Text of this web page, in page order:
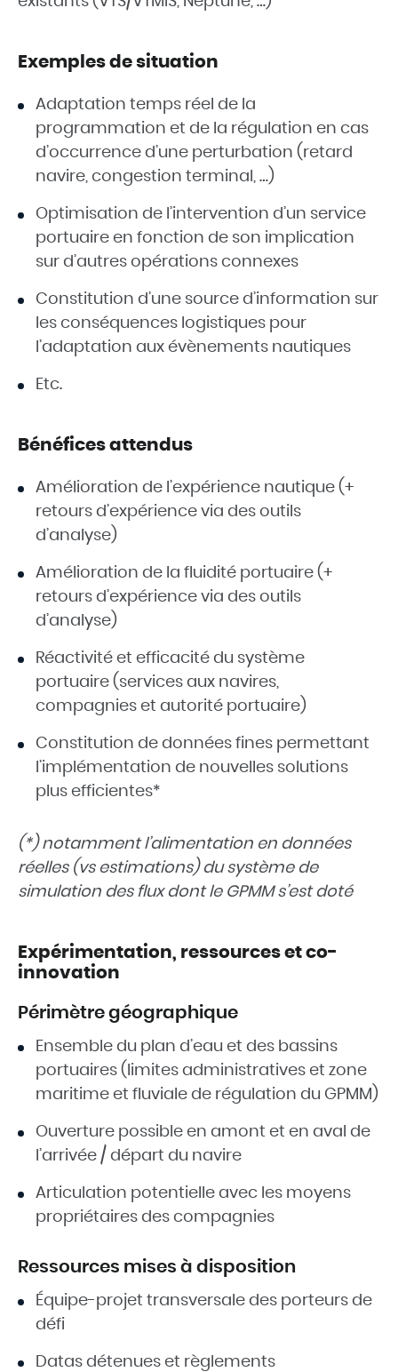
Exemples de situation
Adaptation temps réel de la
programmation et de la régulation en cas
d’occurrence d’une perturbation (retard
navire, congestion terminal, …)
Optimisation de l’intervention d’un service
portuaire en fonction de son implication
sur d’autres opérations connexes
Constitution d’une source d’information sur
les conséquences logistiques pour
l’adaptation aux évènements nautiques
Etc.
Bénéfices attendus
Amélioration de l’expérience nautique (+
retours d’expérience via des outils
d’analyse)
Amélioration de la fluidité portuaire (+
retours d’expérience via des outils
d’analyse)
Réactivité et efficacité du système
portuaire (services aux navires,
compagnies et autorité portuaire)
Constitution de données fines permettant
l’implémentation de nouvelles solutions
plus efficientes*
(*) notamment l’alimentation en données
réelles (vs estimations) du système de
simulation des flux dont le GPMM s’est doté
Expérimentation, ressources et co-
innovation
Périmètre géographique
Ensemble du plan d’eau et des bassins
portuaires (limites administratives et zone
maritime et fluviale de régulation du GPMM)
Ouverture possible en amont et en aval de
l’arrivée / départ du navire
Articulation potentielle avec les moyens
propriétaires des compagnies
Ressources mises à disposition
Équipe-projet transversale des porteurs de
défi
Datas détenues et règlements